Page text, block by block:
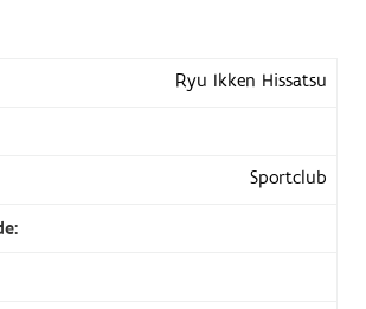
Ryu Ikken Hissatsu
Sportclub